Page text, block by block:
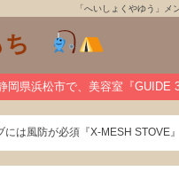
「へいしょくやゆう」メ
ち
岡県浜松市で、美容室『GUIDE
には風防が必須『X-MESH STOVE』